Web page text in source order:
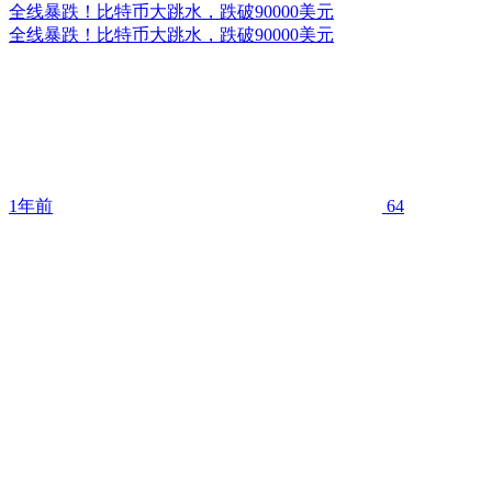
全线暴跌！比特币大跳水，跌破90000美元
全线暴跌！比特币大跳水，跌破90000美元
1年前 64